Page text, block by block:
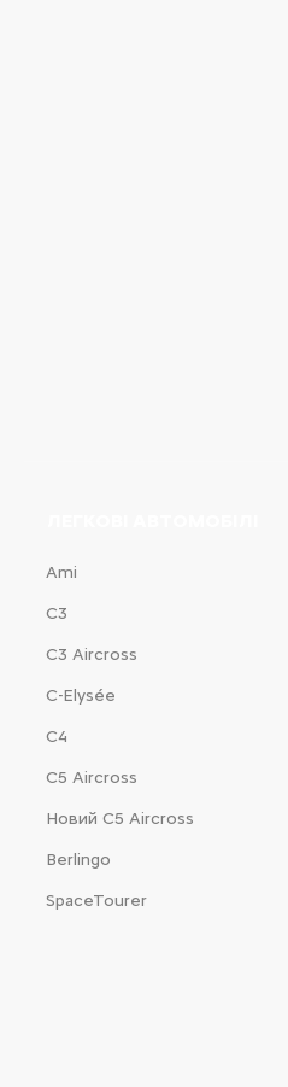
Ami
С3
С3 Aircross
C-Elysée
С4
С5 Aircross
Новий С5 Aircross
Berlingo
SpaceTourer